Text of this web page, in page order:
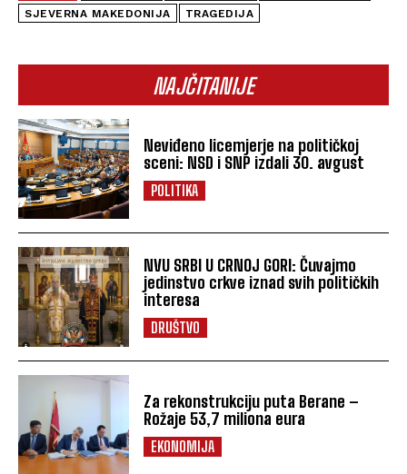
NAJČITANIJE
Neviđeno licemjerje na političkoj
sceni: NSD i SNP izdali 30. avgust
POLITIKA
NVU SRBI U CRNOJ GORI: Čuvajmo
jedinstvo crkve iznad svih političkih
interesa
DRUŠTVO
Za rekonstrukciju puta Berane –
Rožaje 53,7 miliona eura
EKONOMIJA
SJEVERNA MAKEDONIJA
TRAGEDIJA